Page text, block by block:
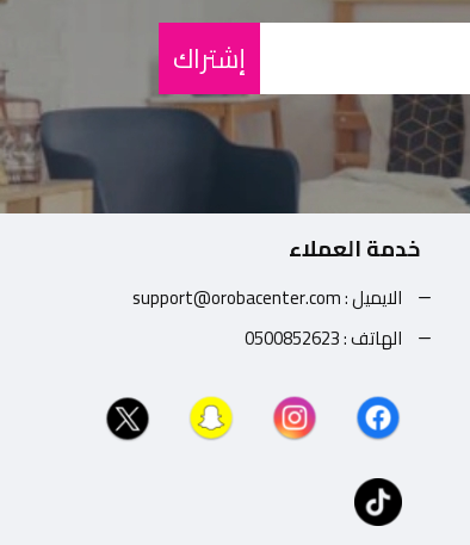
إشتراك
خدمة العملاء
الايميل : support@orobacenter.com
الهاتف : 0500852623